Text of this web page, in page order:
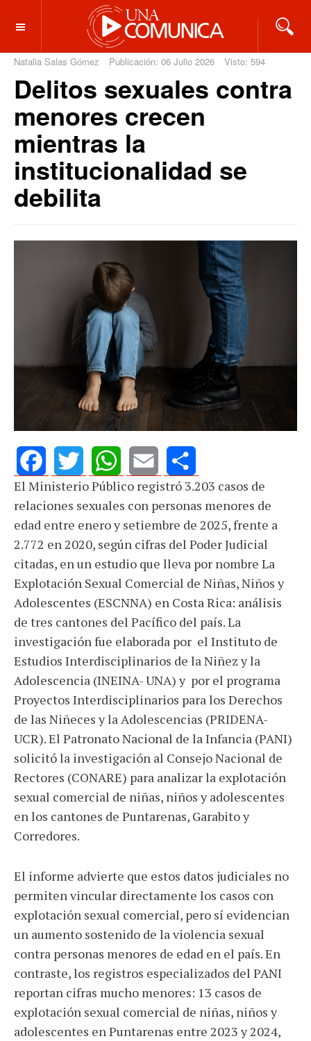
OFF CANVAS
Natalia Salas Gómez Publicación: 06 Julio 2026 Visto: 594
Delitos sexuales contra
menores crecen
mientras la
institucionalidad se
debilita
FacebookTwitterWhatsApp
Email Share
El Ministerio Público registró 3.203 casos de
relaciones sexuales con personas menores de
edad entre enero y setiembre de 2025, frente a
2.772 en 2020, según cifras del Poder Judicial
citadas, en un estudio que lleva por nombre La
Explotación Sexual Comercial de Niñas, Niños y
Adolescentes (ESCNNA) en Costa Rica: análisis
de tres cantones del Pacífico del país. La
investigación fue elaborada por el Instituto de
Estudios Interdisciplinarios de la Niñez y la
Adolescencia (INEINA- UNA) y por el programa
Proyectos Interdisciplinarios para los Derechos
de las Niñeces y la Adolescencias (PRIDENA-
UCR). El Patronato Nacional de la Infancia (PANI)
solicitó la investigación al Consejo Nacional de
Rectores (CONARE) para analizar la explotación
sexual comercial de niñas, niños y adolescentes
en los cantones de Puntarenas, Garabito y
Corredores.
El informe advierte que estos datos judiciales no
permiten vincular directamente los casos con
explotación sexual comercial, pero sí evidencian
un aumento sostenido de la violencia sexual
contra personas menores de edad en el país. En
contraste, los registros especializados del PANI
reportan cifras mucho menores: 13 casos de
explotación sexual comercial de niñas, niños y
adolescentes en Puntarenas entre 2023 y 2024,